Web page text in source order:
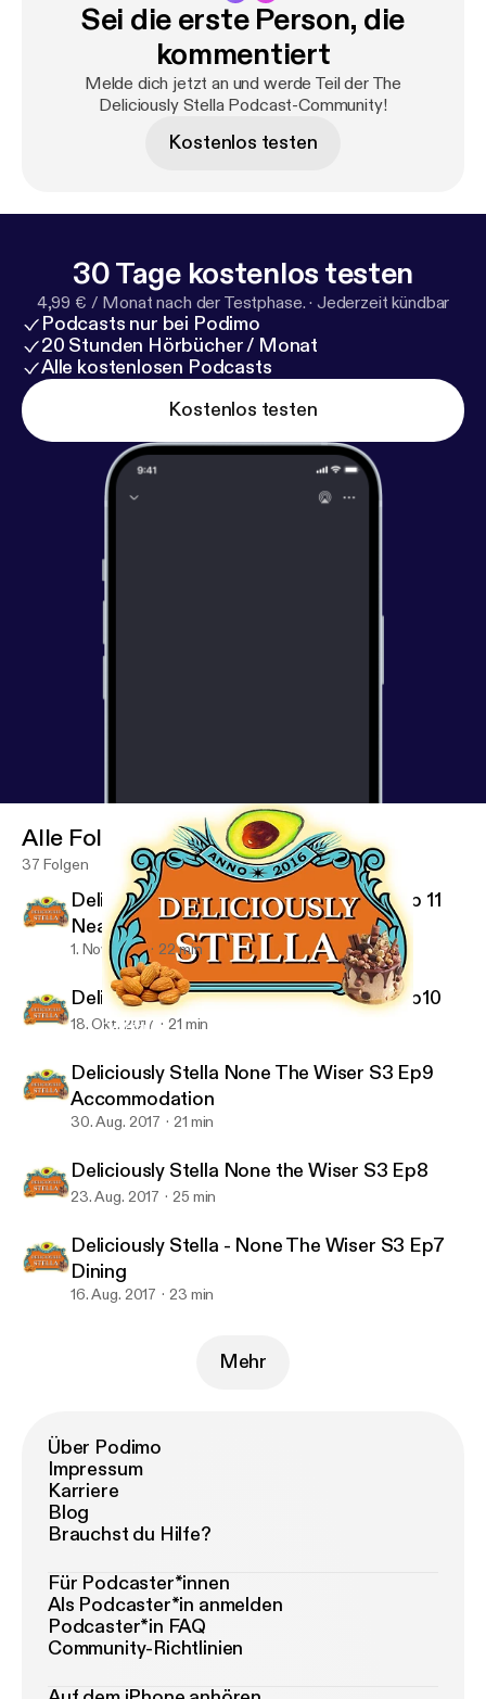
Sei die erste Person, die
kommentiert
Melde dich jetzt an und werde Teil der The
Deliciously Stella Podcast-Community!
Kostenlos testen
30 Tage kostenlos testen
4,99 € / Monat nach der Testphase. · Jederzeit kündbar
Podcasts nur bei Podimo
20 Stunden Hörbücher / Monat
Alle kostenlosen Podcasts
Kostenlos testen
Deliciously Stella None The Wiser S3 Ep 11 Nearly 30
Alle Folgen
37 Folgen
Deliciously Stella None The Wiser S3 Ep 11
Nearly 30
1. Nov. 2017 22 min
Deliciously Stella None The Wiser S3 Ep10
18. Okt. 2017 21 min
Deliciously Stella None The Wiser S3 Ep9
Accommodation
30. Aug. 2017 21 min
Deliciously Stella None the Wiser S3 Ep8
23. Aug. 2017 25 min
Deliciously Stella - None The Wiser S3 Ep7
Dining
16. Aug. 2017 23 min
Mehr
Über Podimo
Impressum
Karriere
Blog
Brauchst du Hilfe?
Für Podcaster*innen
Als Podcaster*in anmelden
Podcaster*in FAQ
Community-Richtlinien